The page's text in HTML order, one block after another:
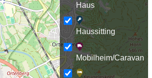
Haus
Haussitting
Mobilheim/Caravan